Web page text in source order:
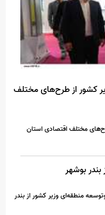
کشور از طرح‌های مختلف
مختلف اقتصادی استان
بندر بوشهر
منطقه‌ای وزیر کشور از بندر